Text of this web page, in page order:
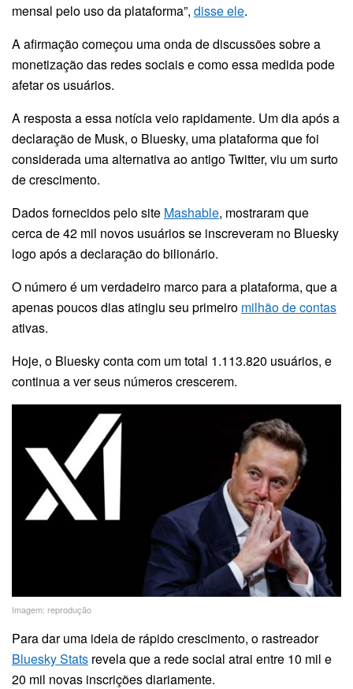
mensal pelo uso da plataforma”, disse ele.
A afirmação começou uma onda de discussões sobre a
monetização das redes sociais e como essa medida pode
afetar os usuários.
A resposta a essa notícia veio rapidamente. Um dia após a
declaração de Musk, o Bluesky, uma plataforma que foi
considerada uma alternativa ao antigo Twitter, viu um surto
de crescimento.
Dados fornecidos pelo site Mashable, mostraram que
cerca de 42 mil novos usuários se inscreveram no Bluesky
logo após a declaração do bilionário.
O número é um verdadeiro marco para a plataforma, que a
apenas poucos dias atingiu seu primeiro milhão de contas
ativas.
Hoje, o Bluesky conta com um total 1.113.820 usuários, e
continua a ver seus números crescerem.
Imagem: reprodução
Para dar uma ideia de rápido crescimento, o rastreador
Bluesky Stats revela que a rede social atrai entre 10 mil e
20 mil novas inscrições diariamente.